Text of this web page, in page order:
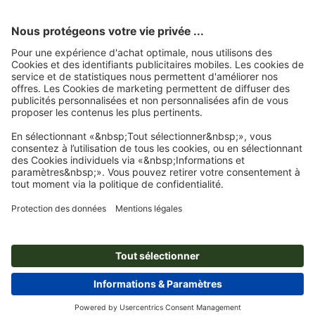
l'authenticité des évaluations.
Page d'accueil Panneaux/Pancartes Panneaux composites alu
Panneaux
composites alu, 50 x 40 cm
À propos de nous
L'entreprise
Presse
Service
Modes de paiement
Modes de paiement
Abonnez-vous à notre newsletter et profitez d'une remise de
15 %